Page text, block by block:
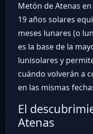
Metón de Atenas
19 años solares
meses lunares (o
es la base de la
lunisolares y
cuándo volverán a
en las mismas
El
Atenas